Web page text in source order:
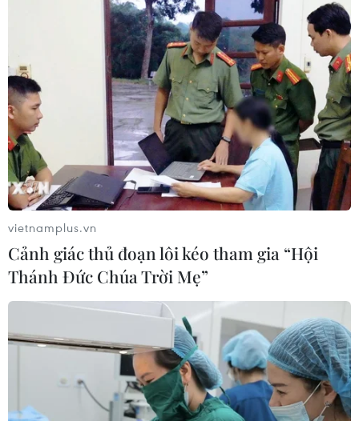
TIN CÙNG CHUYÊN MỤC
Cứu sống trẻ sinh cực non 25 tuần
thai, nặng gần 700 gram
09/08/2026 04:44
Đầu tư cho sức khỏe từ phòng bệnh
vietnamplus.vn
Cảnh giác thủ đoạn lôi kéo tham gia “Hội
Thánh Đức Chúa Trời Mẹ”